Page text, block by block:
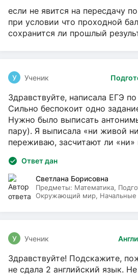
если не явится на пересдачу
при условии что проходной
сохранится ли прошлый
У Ученик
Здравствуйте, написала ЕГЭ
Сильно беспокоит одно
Нужно было выписать
пару). Я выписала «ни живой
переживаю, засчитают ли «ни»
Ответ дан
Светлана Борисовна
Предметы: Математика,
Окружающий мир, Начальные
У Ученик
Здравствуйте! Подскажите,
не сдала 2 английский язык.